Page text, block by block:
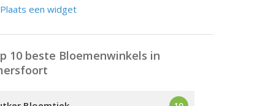
Plaats een widget
10 beste Bloemenwinkels in